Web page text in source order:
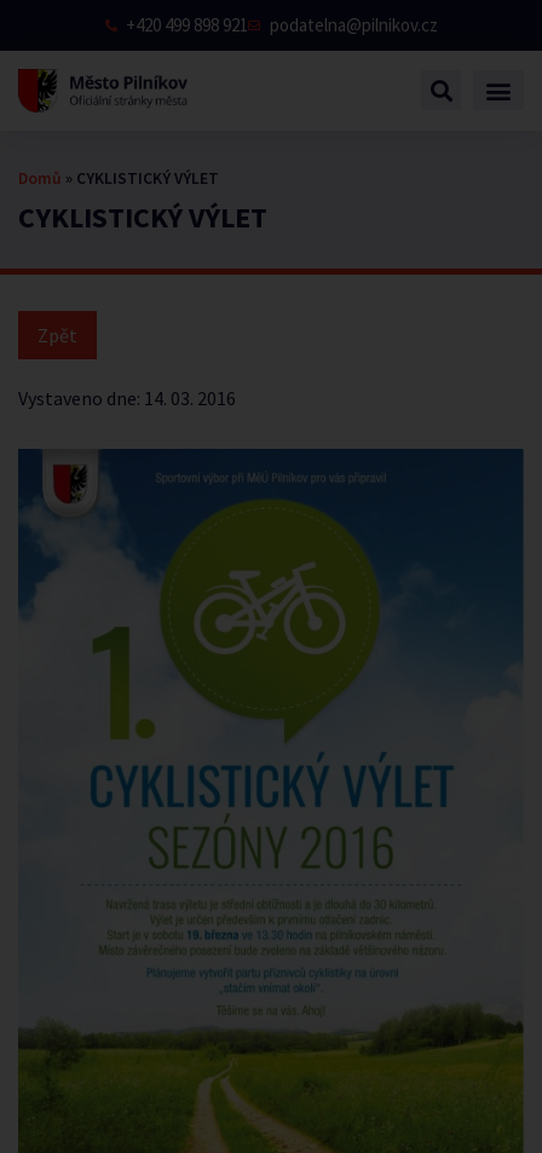
+420 499 898 921 podatelna@pilnikov.cz
CYKLISTICKÝ VÝLET
Domů » CYKLISTICKÝ VÝLET
Vystaveno dne: 14. 03. 2016